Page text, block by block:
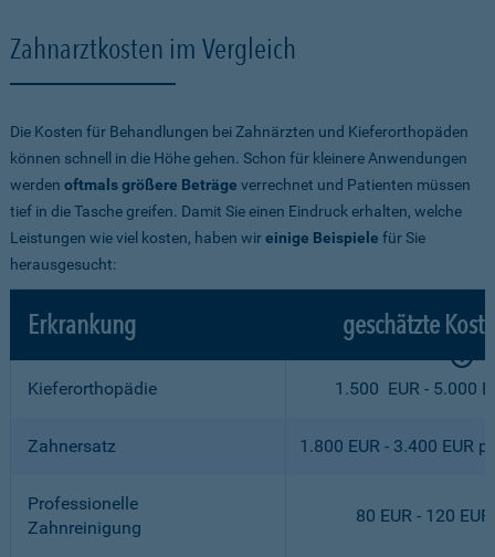
Zahnarztkosten im Vergleich
Die Kosten für Behandlungen bei Zahnärzten und Kieferorthopäden
können schnell in die Höhe gehen. Schon für kleinere Anwendungen
werden oftmals größere Beträge verrechnet und Patienten müssen
tief in die Tasche greifen. Damit Sie einen Eindruck erhalten, welche
Leistungen wie viel kosten, haben wireinige Beispiele für Sie
herausgesucht:
Erkrankung geschätzte
Kieferorthopädie 1.500 EUR - 5.000
Zahnersatz 1.800 EUR - 3.400 EUR
Professionelle
Zahnreinigung
80 EUR - 120 EUR